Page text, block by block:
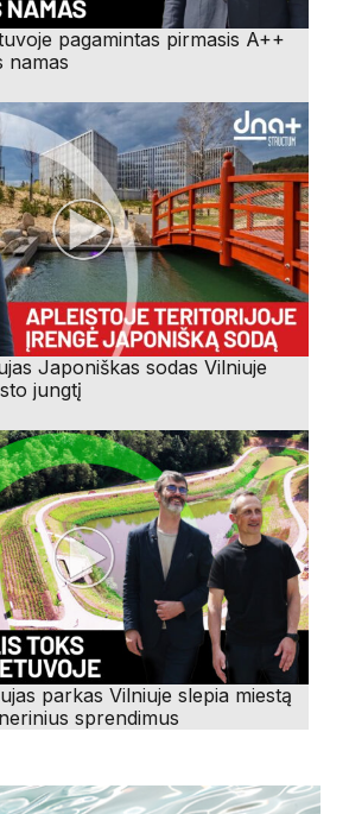
pagamintas pirmasis A++
namas
Japoniškas sodas Vilniuje
jungtį
parkas Vilniuje slepia miestą
sprendimus